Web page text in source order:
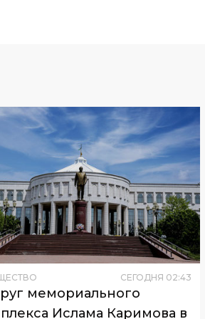
СЕГОДНЯ 02:43
мемориального
Ислама Каримова в
появится новый
парк
предусматривает